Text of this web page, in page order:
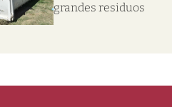
grandes residuos